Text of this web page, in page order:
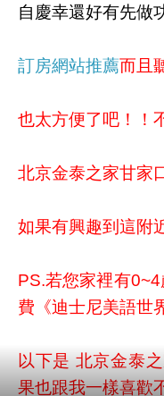
自慶幸還好有先做
訂房網站推薦而且
也太方便了吧！！
北京金泰之家甘家
如果有興趣到這附
PS.若您家裡有
費《迪士尼美語世
以下是 北京金泰
果也跟我一樣喜歡